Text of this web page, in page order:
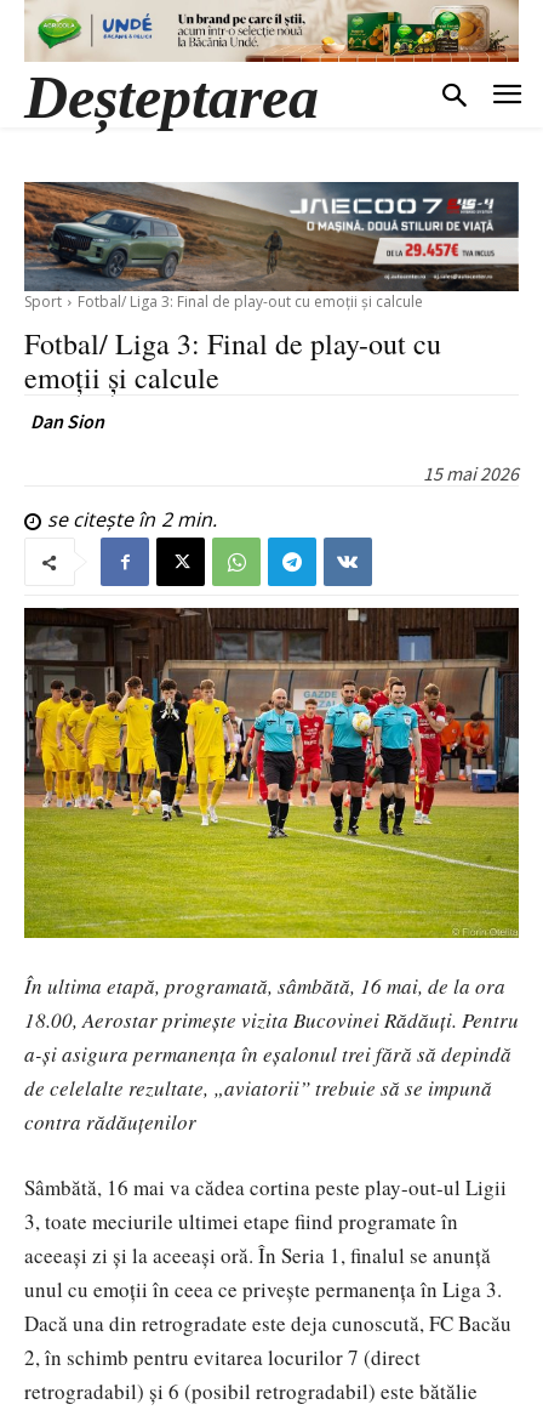
Deșteptarea
Sport Fotbal/ Liga 3: Final de play-out cu emoții și calcule
Fotbal/ Liga 3: Final de play-out cu
emoții și calcule
Dan Sion
15 mai 2026
se citește în 2min.
În ultima etapă, programată, sâmbătă, 16 mai, de la ora
18.00, Aerostar primește vizita Bucovinei Rădăuți. Pentru
a-și asigura permanența în eșalonul trei fără să depindă
de celelalte rezultate, „aviatorii” trebuie să se impună
contra rădăuțenilor
Sâmbătă, 16 mai va cădea cortina peste play-out-ul Ligii
3, toate meciurile ultimei etape fiind programate în
aceeași zi și la aceeași oră. În Seria 1, finalul se anunță
unul cu emoții în ceea ce privește permanența în Liga 3.
Dacă una din retrogradate este deja cunoscută, FC Bacău
2, în schimb pentru evitarea locurilor 7 (direct
retrogradabil) și 6 (posibil retrogradabil) este bătălie